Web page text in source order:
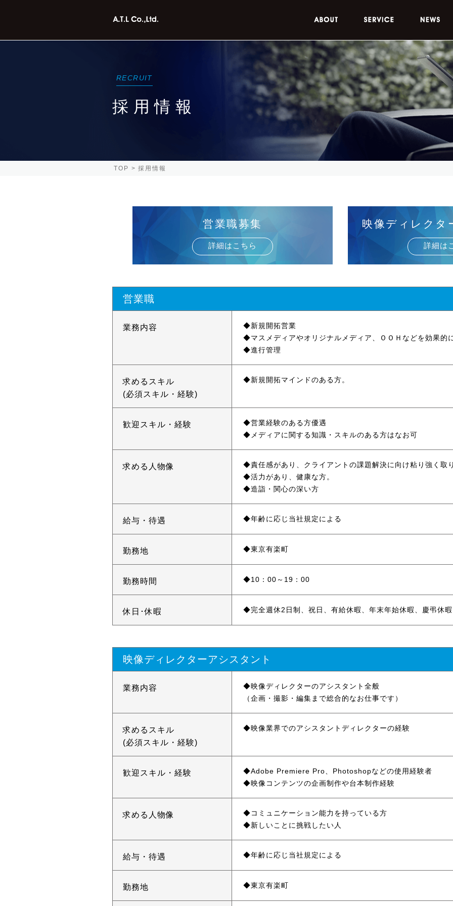
RECRUIT
採用情報
TOP 採用情報
営業職募集
詳細はこちら
映像ディレクタ
詳細は
営業職
業務内容
新規開拓営業
マスメディアやオリジナルメディア、ＯＯＨなどを効果的
進行管理
求めるスキル
(必須スキル・経験)
新規開拓マインドのある方。
歓迎スキル・経験
営業経験のある方優遇
メディアに関する知識・スキルのある方はなお可
求める人物像
責任感があり、クライアントの課題解決に向け粘り強く取
活力があり、健康な方。
造詣・関心の深い方
給与・待遇 年齢に応じ当社規定による
勤務地 東京有楽町
勤務時間 10：00～19：00
休日･休暇 完全週休2日制、祝日、有給休暇、年末年始休暇、慶弔休暇
映像ディレクターアシスタント
業務内容
映像ディレクターのアシスタント全般
（企画・撮影・編集まで総合的なお仕事です）
求めるスキル
(必須スキル・経験)
映像業界でのアシスタントディレクターの経験
歓迎スキル・経験
Adobe Premiere Pro、Photoshopなどの使用経験者
映像コンテンツの企画制作や台本制作経験
求める人物像
コミュニケーション能力を持っている方
新しいことに挑戦したい人
給与・待遇 年齢に応じ当社規定による
勤務地 東京有楽町